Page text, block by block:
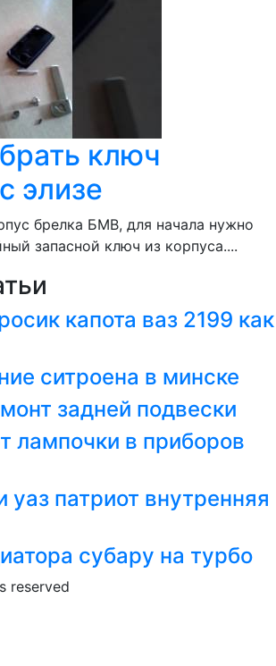
ключ
элизе
брелка БМВ, для начала нужно
запасной ключ из корпуса....
капота ваз 2199 как
ситроена в минске
задней подвески
лампочки в приборов
уаз патриот внутренняя
субару на турбо
reserved